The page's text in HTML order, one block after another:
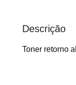
Descrição
Toner retorno